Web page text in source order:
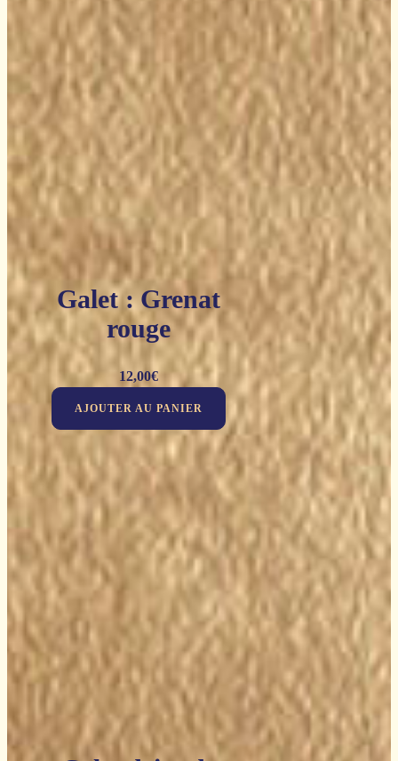
Galet : Grenat
rouge
12,00€
AJOUTER AU PANIER